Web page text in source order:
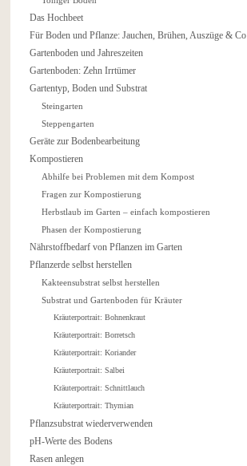
Das Hochbeet
Für Boden und Pflanze: Jauchen, Brühen, Auszüge & Co
Gartenboden und Jahreszeiten
Gartenboden: Zehn Irrtümer
Gartentyp, Boden und Substrat
Steingarten
Steppengarten
Geräte zur Bodenbearbeitung
Kompostieren
Abhilfe bei Problemen mit dem Kompost
Fragen zur Kompostierung
Herbstlaub im Garten – einfach kompostieren
Phasen der Kompostierung
Nährstoffbedarf von Pflanzen im Garten
Pflanzerde selbst herstellen
Kakteensubstrat selbst herstellen
Substrat und Gartenboden für Kräuter
Kräuterportrait: Bohnenkraut
Kräuterportrait: Borretsch
Kräuterportrait: Koriander
Kräuterportrait: Salbei
Kräuterportrait: Schnittlauch
Kräuterportrait: Thymian
Pflanzsubstrat wiederverwenden
pH-Werte des Bodens
Rasen anlegen